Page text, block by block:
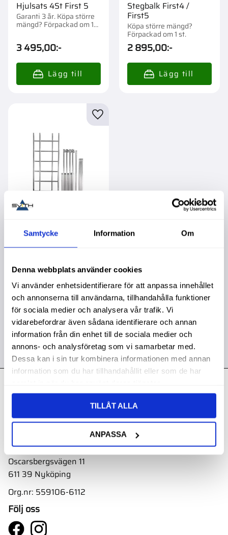
Samtycke Information Om
Denna webbplats använder cookies
Vi använder enhetsidentifierare för att anpassa innehållet
och annonserna till användarna, tillhandahålla funktioner
för sociala medier och analysera vår trafik. Vi
vidarebefordrar även sådana identifierare och annan
information från din enhet till de sociala medier och
annons- och analysföretag som vi samarbetar med.
Dessa kan i sin tur kombinera informationen med annan
information som du har tillhandahållit eller som de har
TILLÅT ALLA
ANPASSA
Hjulsats 4St First 5
Garanti 3 år. Köpa större
mängd? Förpackad om 1
3 495,00:-
Stegbalk First4 /
First5
Köpa större mängd?
Förpackad om 1 st.
2 895,00:-
Tilläggsdel 2M Och A-
Stöd Till First 5
mängd? Förpackad om 1
st.
14 490,00 :-
Lägg till i favoriter
Info
Kontakt
Telefon:0155-332 05
E-post:order@svith.se
Oscarsbergsvägen 11
611 39 Nyköping
Org.nr: 559106-6112
Följ oss